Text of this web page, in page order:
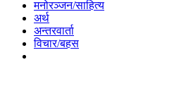
मनोरञ्जन/साहित्य
अर्थ
अन्तरवार्ता
विचार/बहस